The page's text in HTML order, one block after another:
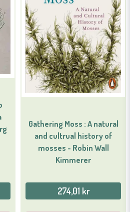
Gathering Moss : A natural
and cultrual history of
mosses - Robin Wall
Kimmerer
274,01 kr